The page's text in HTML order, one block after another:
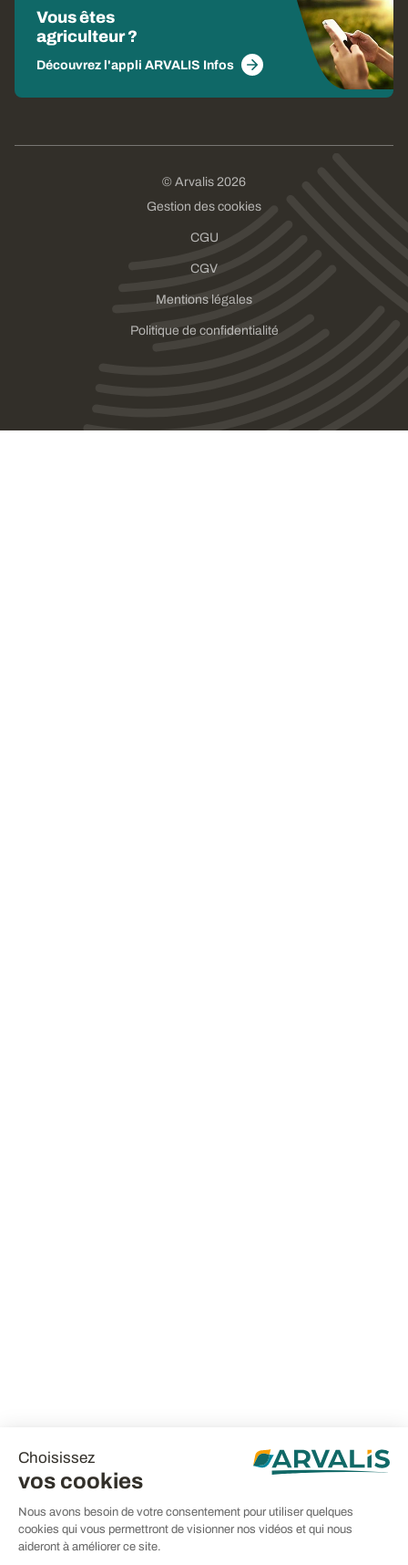
Choisissez
vos cookies
Nous avons besoin de votre consentement pour utiliser quelques
cookies qui vous permettront de visionner nos vidéos et qui nous
aideront à améliorer ce site.
Vous êtes
agriculteur ?
Découvrez l'appli ARVALIS Infos
© Arvalis 2026
Gestion des cookies
CGU
CGV
Mentions légales
Politique de confidentialité